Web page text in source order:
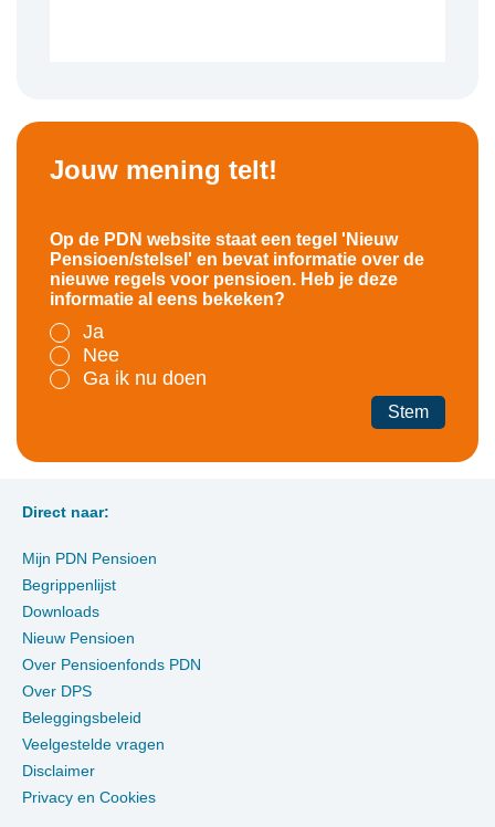
Jouw mening telt!
Op de PDN website staat een tegel 'Nieuw
Pensioen/stelsel' en bevat informatie over de
nieuwe regels voor pensioen. Heb je deze
informatie al eens bekeken?
Ja
Nee
Ga ik nu doen
Stem
Direct naar:
Mijn PDN Pensioen
Begrippenlijst
Downloads
Nieuw Pensioen
Over Pensioenfonds PDN
Over DPS
Beleggingsbeleid
Veelgestelde vragen
Disclaimer
Privacy en Cookies